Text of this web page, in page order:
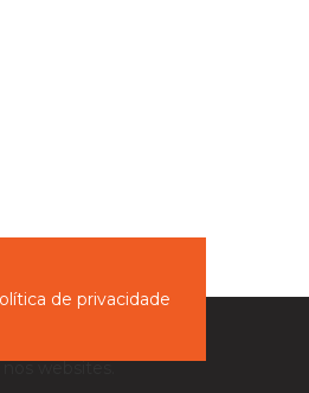
de privacidade
websites.